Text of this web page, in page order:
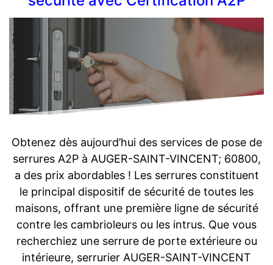
Obtenez dès aujourd’hui des services de pose de
serrures A2P à AUGER-SAINT-VINCENT; 60800,
a des prix abordables ! Les serrures constituent
le principal dispositif de sécurité de toutes les
maisons, offrant une première ligne de sécurité
contre les cambrioleurs ou les intrus. Que vous
recherchiez une serrure de porte extérieure ou
intérieure, serrurier AUGER-SAINT-VINCENT